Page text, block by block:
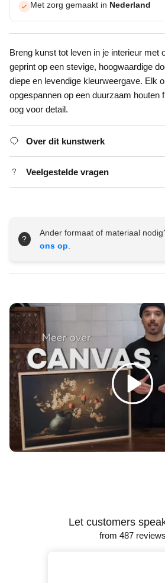
Met zorg gemaakt in Nederland
Breng kunst tot leven in je interieur met
geprint op een stevige, hoogwaardige
diepe en levendige kleurweergave. Elk
opgespannen op een duurzaam houten
oog voor detail.
Over dit kunstwerk
Veelgestelde vragen
?
Ander formaat of materiaal
ons op.
Spelen
Let customers
from 487 reviews